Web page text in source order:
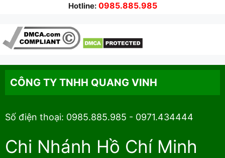
Hotline: 0985.885.985
CÔNG TY TNHH QUANG VINH
Số điện thoại: 0985.885.985 - 0971.434444
Chi Nhánh Hồ Chí Minh